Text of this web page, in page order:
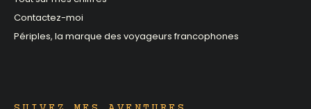
Contactez-moi
Périples, la marque des voyageurs francophones